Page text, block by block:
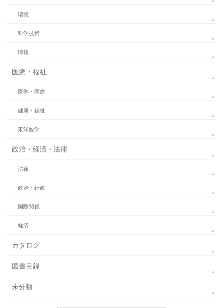
環境
科学技術
情報
医療・福祉
医学・医療
健康・福祉
東洋医学
政治・経済・法律
法律
政治・行政
国際関係
経済
カタログ
図書目録
未分類